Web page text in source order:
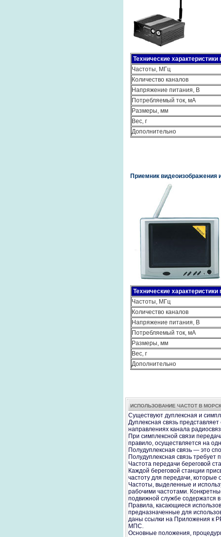
Технические
Частоты, МГц
Количество каналов
Напряжение питания, В
Потребляемый ток, мА
Размеры, мм
Вес, г
Дополнительно
Приемник видеоизображения
Технические
Частоты, МГц
Количество каналов
Напряжение питания, В
Потребляемый ток, мА
Размеры, мм
Вес, г
Дополнительно
ИСПОЛЬЗОВАНИЕ ЧАСТОТ В
Существуют дуплексная и
Дуплексная связь
направлениях канала
При симплексной связи
правило, осуществляется на
Полудуплексная связь — это
Полудуплексная связь требует
Частота передачи береговой
Каждой береговой станции
частоту для передачи, которые
Частоты, выделенные и
рабочими частотами.
подвижной службе содержатся
Правила, касающиеся
предназначенные для
даны ссылки на Приложения к
МПС.
Основные положения,